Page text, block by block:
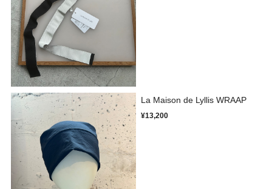
La Maison de Lyllis WRAAP
¥13,200